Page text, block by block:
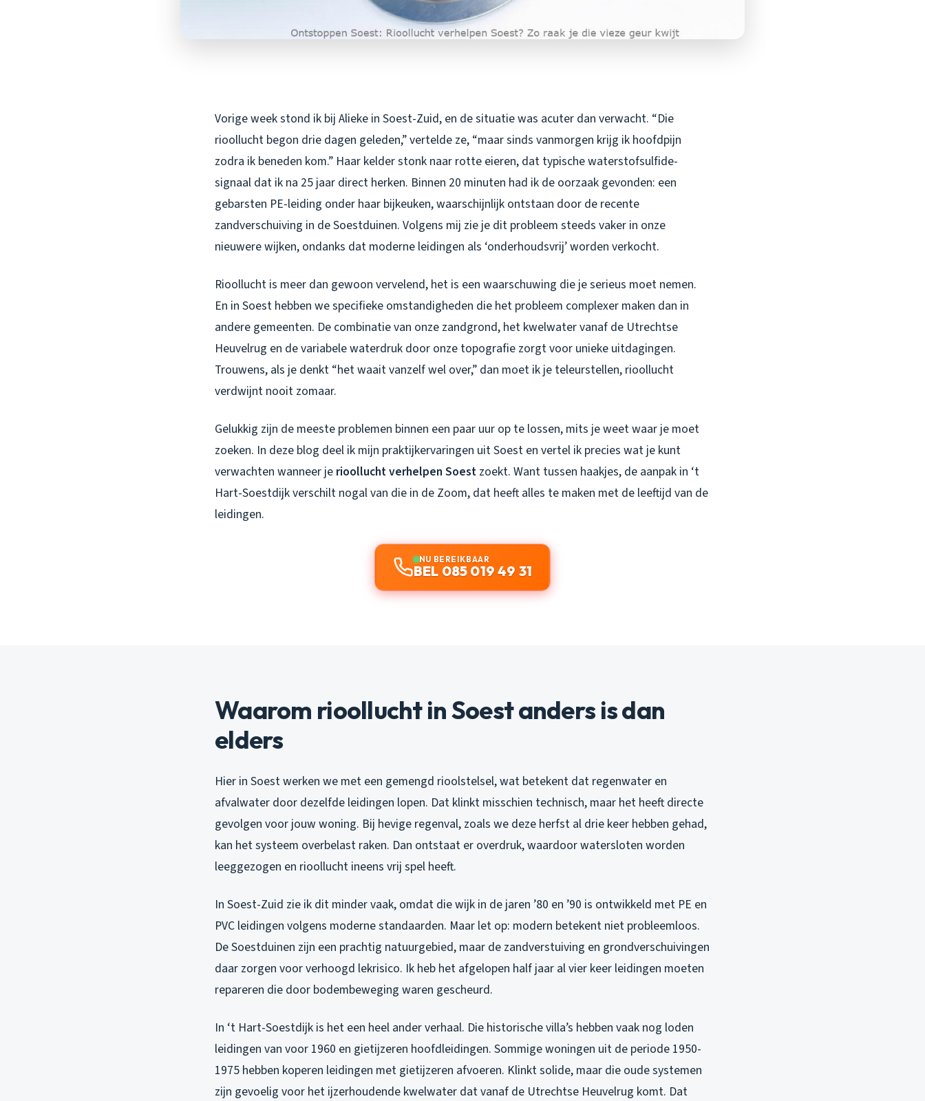
Vorige week stond ik bij Alieke in Soest-Zuid, en de situatie was acuter dan verwacht. “Die
rioollucht begon drie dagen geleden,” vertelde ze, “maar sinds vanmorgen krijg ik hoofdpijn
zodra ik beneden kom.” Haar kelder stonk naar rotte eieren, dat typische waterstofsulfide-
signaal dat ik na 25 jaar direct herken. Binnen 20 minuten had ik de oorzaak gevonden: een
gebarsten PE-leiding onder haar bijkeuken, waarschijnlijk ontstaan door de recente
zandverschuiving in de Soestduinen. Volgens mij zie je dit probleem steeds vaker in onze
nieuwere wijken, ondanks dat moderne leidingen als ‘onderhoudsvrij’ worden verkocht.
Rioollucht is meer dan gewoon vervelend, het is een waarschuwing die je serieus moet nemen.
En in Soest hebben we specifieke omstandigheden die het probleem complexer maken dan in
andere gemeenten. De combinatie van onze zandgrond, het kwelwater vanaf de Utrechtse
Heuvelrug en de variabele waterdruk door onze topografie zorgt voor unieke uitdagingen.
Trouwens, als je denkt “het waait vanzelf wel over,” dan moet ik je teleurstellen, rioollucht
verdwijnt nooit zomaar.
Gelukkig zijn de meeste problemen binnen een paar uur op te lossen, mits je weet waar je moet
zoeken. In deze blog deel ik mijn praktijkervaringen uit Soest en vertel ik precies wat je kunt
verwachten wanneer je rioollucht verhelpen Soest zoekt. Want tussen haakjes, de aanpak in ‘t
Hart-Soestdijk verschilt nogal van die in de Zoom, dat heeft alles te maken met de leeftijd van de
leidingen.
NU BEREIKBAAR
BEL 085 019 49 31
Waarom rioollucht in Soest anders is dan
elders
Hier in Soest werken we met een gemengd rioolstelsel, wat betekent dat regenwater en
afvalwater door dezelfde leidingen lopen. Dat klinkt misschien technisch, maar het heeft directe
gevolgen voor jouw woning. Bij hevige regenval, zoals we deze herfst al drie keer hebben gehad,
kan het systeem overbelast raken. Dan ontstaat er overdruk, waardoor watersloten worden
leeggezogen en rioollucht ineens vrij spel heeft.
In Soest-Zuid zie ik dit minder vaak, omdat die wijk in de jaren ’80 en ’90 is ontwikkeld met PE en
PVC leidingen volgens moderne standaarden. Maar let op: modern betekent niet probleemloos.
De Soestduinen zijn een prachtig natuurgebied, maar de zandverstuiving en grondverschuivingen
daar zorgen voor verhoogd lekrisico. Ik heb het afgelopen half jaar al vier keer leidingen moeten
repareren die door bodembeweging waren gescheurd.
In ‘t Hart-Soestdijk is het een heel ander verhaal. Die historische villa’s hebben vaak nog loden
leidingen van voor 1960 en gietijzeren hoofdleidingen. Sommige woningen uit de periode 1950-
1975 hebben koperen leidingen met gietijzeren afvoeren. Klinkt solide, maar die oude systemen
zijn gevoelig voor het ijzerhoudende kwelwater dat vanaf de Utrechtse Heuvelrug komt. Dat